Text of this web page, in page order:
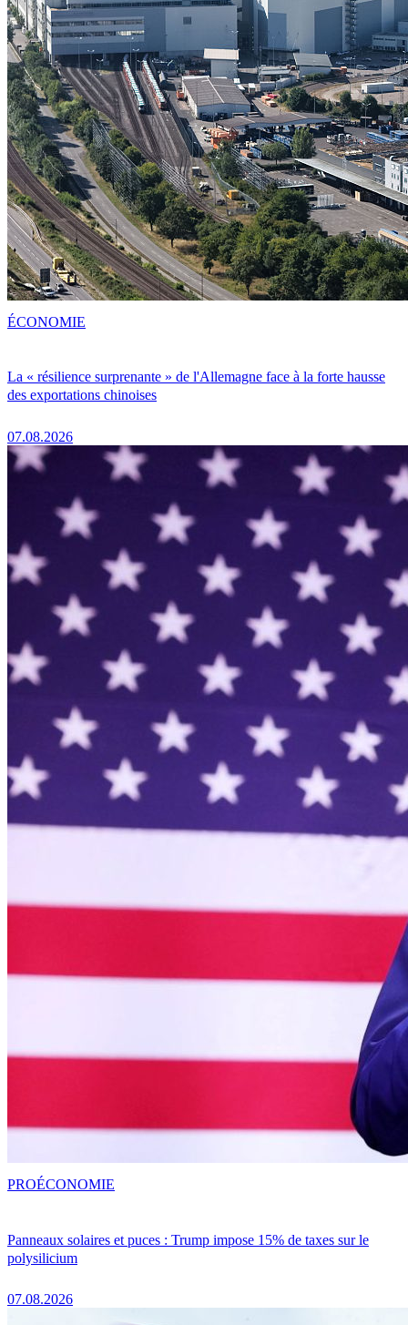
La « résilience surprenante » de l'Allemagne face à la forte hausse
des exportations chinoises
07.08.2026
ÉCONOMIE
Panneaux solaires et puces : Trump impose 15% de taxes sur le
polysilicium
07.08.2026
PROÉCONOMIE